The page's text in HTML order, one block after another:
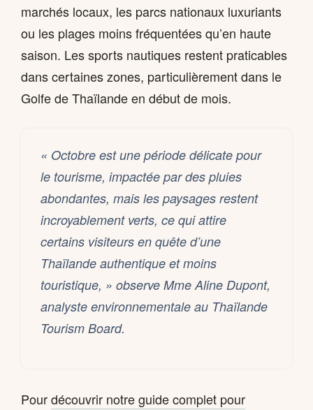
marchés locaux, les parcs nationaux luxuriants
ou les plages moins fréquentées qu’en haute
saison. Les sports nautiques restent praticables
dans certaines zones, particulièrement dans le
Golfe de Thaïlande en début de mois.
« Octobre est une période délicate pour
le tourisme, impactée par des pluies
abondantes, mais les paysages restent
incroyablement verts, ce qui attire
certains visiteurs en quête d’une
Thaïlande authentique et moins
touristique, » observe Mme Aline Dupont,
analyste environnementale au Thaïlande
Tourism Board.
Pourdécouvrir notre guide complet pour